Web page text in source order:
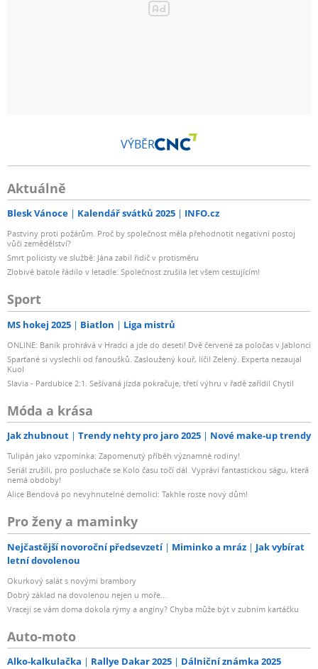
VÝBĚR
Aktuálně
Blesk Vánoce Kalendář svátků 2025 INFO.cz
Pastviny proti požárům. Proč by společnost měla přehodnotit negativní postoj
vůči zemědělství?
Smrt policisty ve službě: Jána zabil řidič v protisměru
Zlobivé batole řádilo v letadle: Společnost zrušila let všem cestujícím!
Sport
MS hokej 2025 Biatlon Liga mistrů
ONLINE: Baník prohrává v Hradci a jde do deseti! Dvě červené za poločas v Jablonci
Sparťané si vyslechli od fanoušků. Zasloužený kouř, líčil Zelený. Experta nezaujal
Kuol
Slavia - Pardubice 2:1. Sešívaná jízda pokračuje, třetí výhru v řadě zařídil Chytil
Móda a krása
Jak zhubnout Trendy nehty pro jaro 2025 Nové make-up trendy
Tulipán jako vzpomínka: Zapomenutý příběh významné rodiny!
Seriál zrušili, pro posluchače se Kolo času točí dál. Vypráví fantastickou ságu, která
nemá obdoby!
Alice Bendová po nevyhnutelné demolici: Takhle roste nový dům!
Pro ženy a maminky
Nejčastější novoroční předsevzetí Miminko a mráz
Jak vybírat
letní dovolenou
Okurkový salát s novými brambory
Dobrý základ na dovolenou nejen u moře...
Vracejí se vám doma dokola rýmy a angíny? Chyba může být v zubním kartáčku
Auto-moto
Alko-kalkulačka Rallye Dakar 2025 Dálniční známka 2025